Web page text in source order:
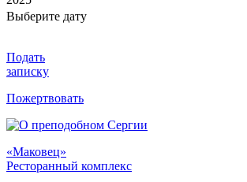
Выберите дату
Подать
записку
Пожертвовать
«Маковец»
Ресторанный комплекс